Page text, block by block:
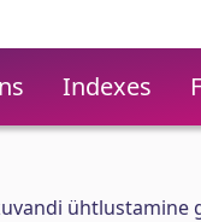
Indexes
ühtlustamine